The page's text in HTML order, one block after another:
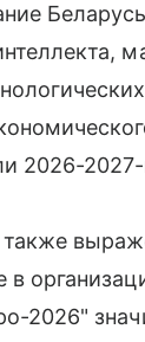
2026-
в
2026"